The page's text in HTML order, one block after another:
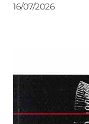
16/07/2026